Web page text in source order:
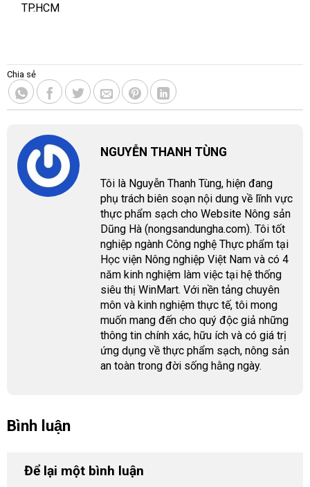
TP.HCM
Chia sẻ
NGUYỄN THANH TÙNG
Tôi là Nguyễn Thanh Tùng, hiện đang
phụ trách biên soạn nội dung về lĩnh vực
thực phẩm sạch cho Website Nông sản
Dũng Hà (nongsandungha.com). Tôi tốt
nghiệp ngành Công nghệ Thực phẩm tại
Học viện Nông nghiệp Việt Nam và có 4
năm kinh nghiệm làm việc tại hệ thống
siêu thị WinMart. Với nền tảng chuyên
môn và kinh nghiệm thực tế, tôi mong
muốn mang đến cho quý độc giả những
thông tin chính xác, hữu ích và có giá trị
ứng dụng về thực phẩm sạch, nông sản
an toàn trong đời sống hằng ngày.
Bình luận
Để lại một bình luận